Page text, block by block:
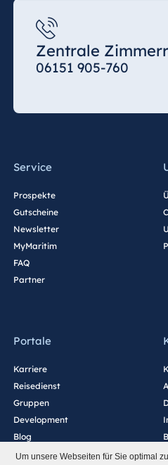
Um unsere Webseiten für Sie optimal zu
Zentrale
06151 905-760
Service
Prospekte
Gutscheine
Newsletter
MyMaritim
FAQ
Partner
Portale
Karriere
Reisedienst
Gruppen
Development
Blog